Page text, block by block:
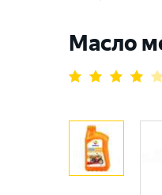
Масло